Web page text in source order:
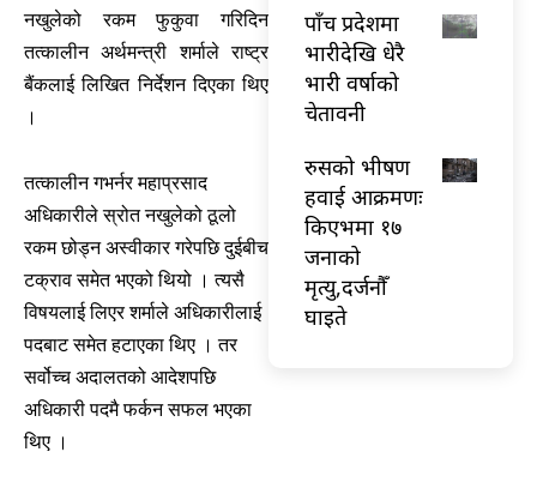
नखुलेको रकम फुकुवा गरिदिन
तत्कालीन अर्थमन्त्री शर्माले राष्ट्र
बैंकलाई लिखित निर्देशन दिएका थिए
।
तत्कालीन गभर्नर महाप्रसाद
अधिकारीले स्रोत नखुलेको ठूलो
रकम छोड्न अस्वीकार गरेपछि दुईबीच
टक्राव समेत भएको थियो । त्यसै
विषयलाई लिएर शर्माले अधिकारीलाई
पदबाट समेत हटाएका थिए । तर
सर्वोच्च अदालतको आदेशपछि
अधिकारी पदमै फर्कन सफल भएका
थिए ।
पाँच प्रदेशमा
भारीदेखि धेरै
भारी वर्षाको
चेतावनी
रुसको भीषण
हवाई आक्रमणः
किएभमा १७
जनाको
मृत्यु,दर्जनौँ
घाइते